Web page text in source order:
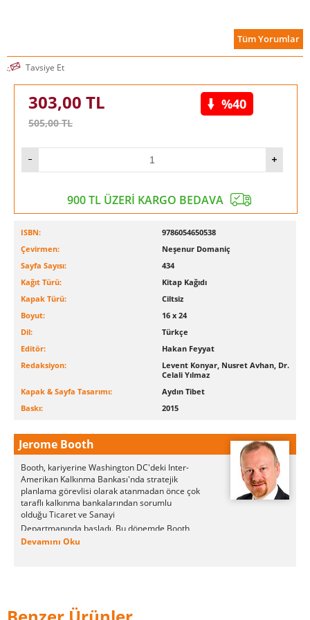
Tüm Yorumlar
Tavsiye Et
303,00 TL
505,00TL
%40
900 TL ÜZERİ KARGO BEDAVA
ISBN:
9786054650538
Çevirmen:
Neşenur Domaniç
Sayfa Sayısı:
434
Kağıt Türü:
Kitap Kağıdı
Kapak Türü:
Ciltsiz
Boyut:
16 x 24
Dil:
Türkçe
Editör:
Hakan Feyyat
Redaksiyon:
Levent Konyar, Nusret Avhan, Dr.
Celali Yılmaz
Kapak & Sayfa Tasarımı:
Aydın Tibet
Baskı:
2015
Jerome Booth
Booth, kariyerine Washington DC'deki Inter-
Amerikan Kalkınma Bankası'nda stratejik
planlama görevlisi olarak atanmadan önce çok
taraflı kalkınma bankalarından sorumlu
olduğu Ticaret ve Sanayi
Departmanında başladı. Bu dönemde Booth ,
Oxford'daki Christ Church'te Ekonomi alanında
Başkanı olarak atanmadan önce Gelişen
Devamını Oku